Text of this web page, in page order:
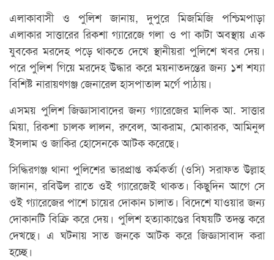
এলাকাবাসী ও পুলিশ জানায়, দুপুরে মিজমিজি পশ্চিমপাড়া
এলাকার সাত্তারের রিকশা গ্যারেজে গলা ও পা কাটা অবস্থায় এক
যুবকের মরদেহ পড়ে থাকতে দেখে স্থানীয়রা পুলিশে খবর দেয়।
পরে পুলিশ গিয়ে মরদেহ উদ্ধার করে ময়নাতদন্তের জন্য ১শ শয্যা
বিশিষ্ট নারায়ণগঞ্জ জেনারেল হাসপাতাল মর্গে পাঠায়।
এসময় পুলিশ জিজ্ঞাসাবাদের জন্য গ্যারেজের মালিক আ. সাত্তার
মিয়া, রিকশা চালক লালন, রুবেল, আকরাম, মোকারক, আমিনুল
ইসলাম ও জাকির হোসেনকে আটক করেছে।
সিদ্ধিরগঞ্জ থানা পুলিশের ভারপ্রাপ্ত কর্মকর্তা (ওসি) সরাফত উল্লাহ
জানান, রবিউল রাতে ওই গ্যারেজেই থাকত। কিছুদিন আগে সে
ওই গ্যারেজের পাশে চায়ের দোকান চালাত। বিদেশে যাওয়ার জন্য
দোকানটি বিক্রি করে দেয়। পুলিশ হত্যাকাণ্ডের বিষয়টি তদন্ত করে
দেখছে। এ ঘটনায় সাত জনকে আটক করে জিজ্ঞাসাবাদ করা
হচ্ছে।